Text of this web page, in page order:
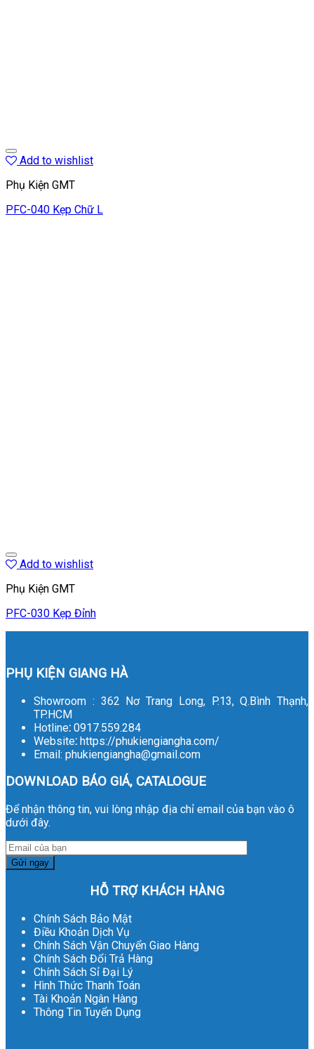
Add to wishlist
Phụ Kiện GMT
PFC-040 Kẹp Chữ L
Add to wishlist
Phụ Kiện GMT
PFC-030 Kẹp Đỉnh
PHỤ KIỆN GIANG HÀ
Showroom : 362 Nơ Trang Long, P.13, Q.Bình Thạnh,
TP.HCM
Hotline: 0917.559.284
Website: https://phukiengiangha.com/
Email: phukiengiangha@gmail.com
DOWNLOAD BÁO GIÁ, CATALOGUE
Để nhận thông tin, vui lòng nhập địa chỉ email của bạn vào ô
dưới đây.
HỖ TRỢ KHÁCH HÀNG
Chính Sách Bảo Mật
Điều Khoản Dịch Vụ
Chính Sách Vận Chuyển Giao Hàng
Chính Sách Đổi Trả Hàng
Chính Sách Sỉ Đại Lý
Hình Thức Thanh Toán
Tài Khoản Ngân Hàng
Thông Tin Tuyển Dụng